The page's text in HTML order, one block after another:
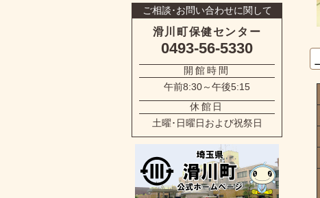
ご相談･お問い合わせに関して
滑川町保健センター
0493-56-5330
開館時間
午前8:30～午後5:15
休館日
土曜･日曜日および祝祭日